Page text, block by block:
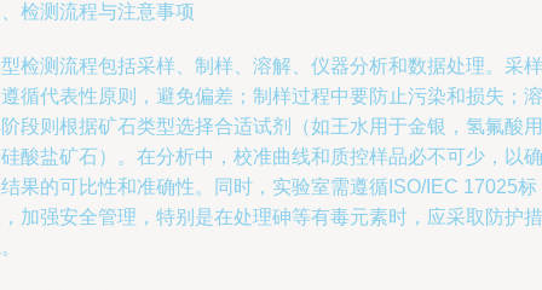
检测流程与注意事项
检测流程包括采样、制样、溶解、仪器分析和数据处理。采样
循代表性原则，避免偏差；制样过程中要防止污染和损失；溶
段则根据矿石类型选择合适试剂（如王水用于金银，氢氟酸用
酸盐矿石）。在分析中，校准曲线和质控样品必不可少，以确
果的可比性和准确性。同时，实验室需遵循ISO/IEC 17025标
加强安全管理，特别是在处理砷等有毒元素时，应采取防护措